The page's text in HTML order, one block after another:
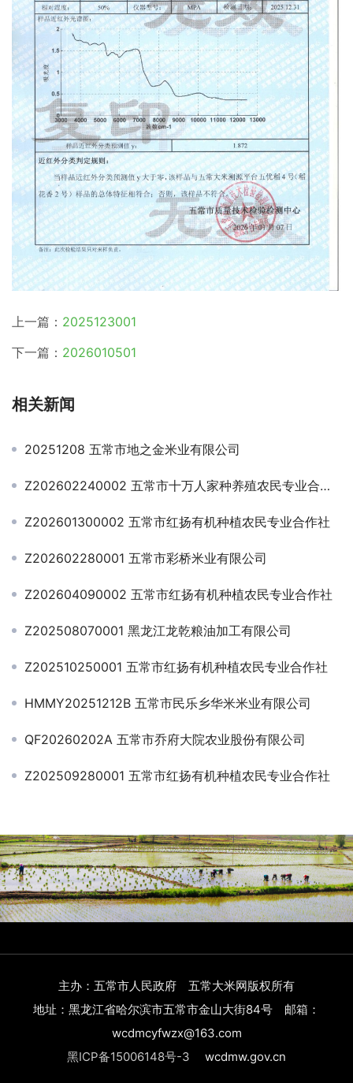
上一篇： 2025123001
下一篇： 2026010501
相关新闻
20251208 五常市地之金米业有限公司
Z202602240002 五常市十万人家种养殖农民专业合作社
Z202601300002 五常市红扬有机种植农民专业合作社
Z202602280001 五常市彩桥米业有限公司
Z202604090002 五常市红扬有机种植农民专业合作社
Z202508070001 黑龙江龙乾粮油加工有限公司
Z202510250001 五常市红扬有机种植农民专业合作社
HMMY20251212B 五常市民乐乡华米米业有限公司
QF20260202A 五常市乔府大院农业股份有限公司
Z202509280001 五常市红扬有机种植农民专业合作社
主办：五常市人民政府 五常大米网版权所有
地址：黑龙江省哈尔滨市五常市金山大街84号 邮箱：
wcdmcyfwzx@163.com
黑ICP备15006148号-3 wcdmw.gov.cn